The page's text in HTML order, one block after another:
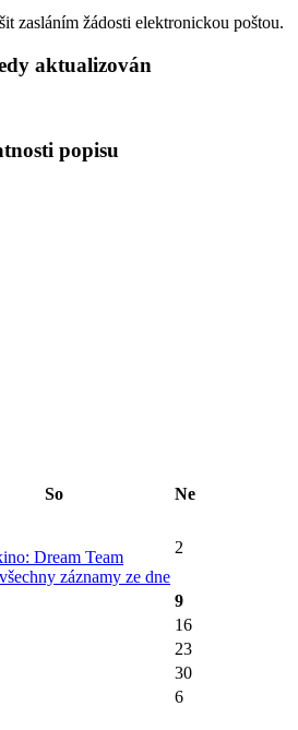
zasláním žádosti elektronickou poštou.
aktualizován
popisu
So Ne
Dream Team
záznamy ze dne
2
9
16
23
30
6